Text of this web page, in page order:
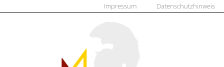
Impressum Datenschutzhinweis